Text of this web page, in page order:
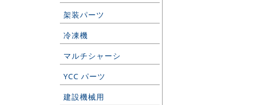
架装パーツ
冷凍機
マルチシャーシ
YCC パーツ
建設機械用